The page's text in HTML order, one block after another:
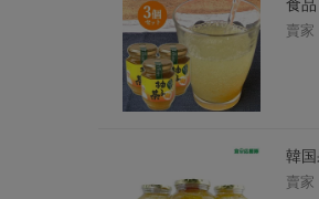
食品
賣家
韓
賣家